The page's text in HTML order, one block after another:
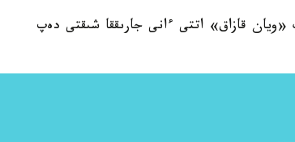
«ويان قازاق» اتتى ءانى جارىققا شىقتى دەپ